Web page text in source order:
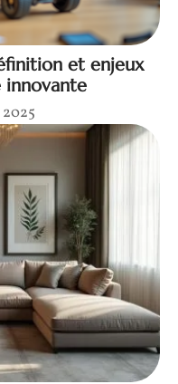
et enjeux
innovante